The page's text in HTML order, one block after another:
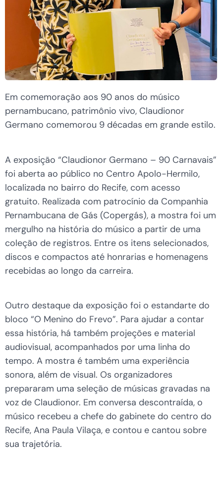
Em comemoração aos 90 anos do músico
pernambucano, patrimônio vivo, Claudionor
Germano comemorou 9 décadas em grande estilo.
A exposição “Claudionor Germano – 90 Carnavais”
foi aberta ao público no Centro Apolo-Hermilo,
localizada no bairro do Recife, com acesso
gratuito. Realizada com patrocínio da Companhia
Pernambucana de Gás (Copergás), a mostra foi um
mergulho na história do músico a partir de uma
coleção de registros. Entre os itens selecionados,
discos e compactos até honrarias e homenagens
recebidas ao longo da carreira.
Outro destaque da exposição foi o estandarte do
bloco “O Menino do Frevo”. Para ajudar a contar
essa história, há também projeções e material
audiovisual, acompanhados por uma linha do
tempo. A mostra é também uma experiência
sonora, além de visual. Os organizadores
prepararam uma seleção de músicas gravadas na
voz de Claudionor. Em conversa descontraída, o
músico recebeu a chefe do gabinete do centro do
Recife, Ana Paula Vilaça, e contou e cantou sobre
sua trajetória.